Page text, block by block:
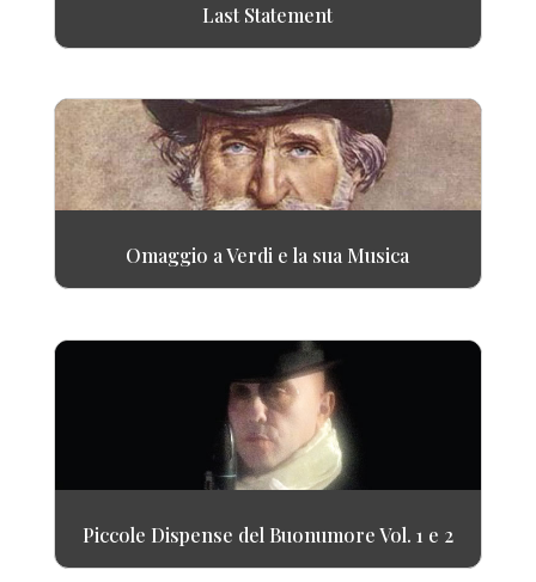
Last Statement
Omaggio a Verdi e la sua Musica
Piccole Dispense del Buonumore Vol. 1 e 2